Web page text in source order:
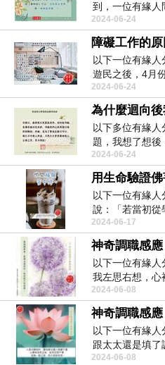
到，一位有緣人
的福...
2024-06-24
障礙工作的
以下一位有緣
遊民之後，4月
漫，...
2024-06-24
以下多位有緣
題，我想了想
許我的...
2024-06-24
用生命驗證
以下一位有緣
說：「若當初從
訴他工作...
2024-06-17
以下一位有緣人
我左思右想，心
都需要...
2024-06-08
神奇調職感
以下一位有緣
跟太太還是填了
擔心分...
2024-06-08